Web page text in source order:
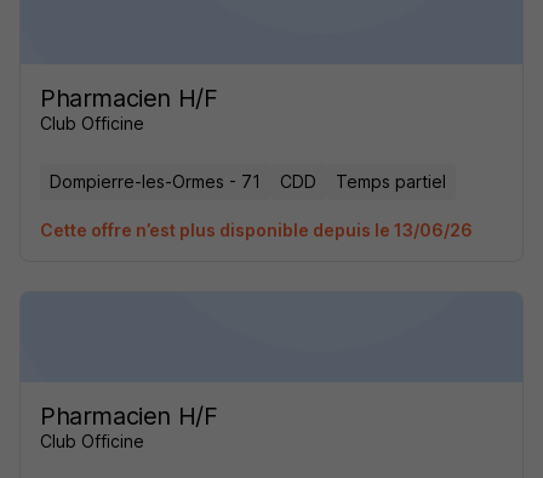
Pharmacien H/F
Club Officine
Dompierre-les-Ormes - 71 CDD Temps partiel
Cette offre n’est plus disponible depuis le 13/06/26
Pharmacien H/F
Club Officine